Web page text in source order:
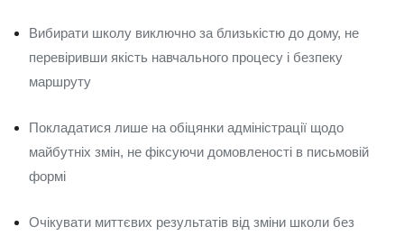
Вибирати школу виключно за близькістю до дому, не
перевіривши якість навчального процесу і безпеку
маршруту
Покладатися лише на обіцянки адміністрації щодо
майбутніх змін, не фіксуючи домовленості в письмовій
формі
Очікувати миттєвих результатів від зміни школи без